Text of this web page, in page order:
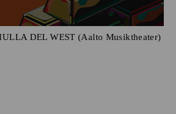
DEL WEST (Aalto Musiktheater)